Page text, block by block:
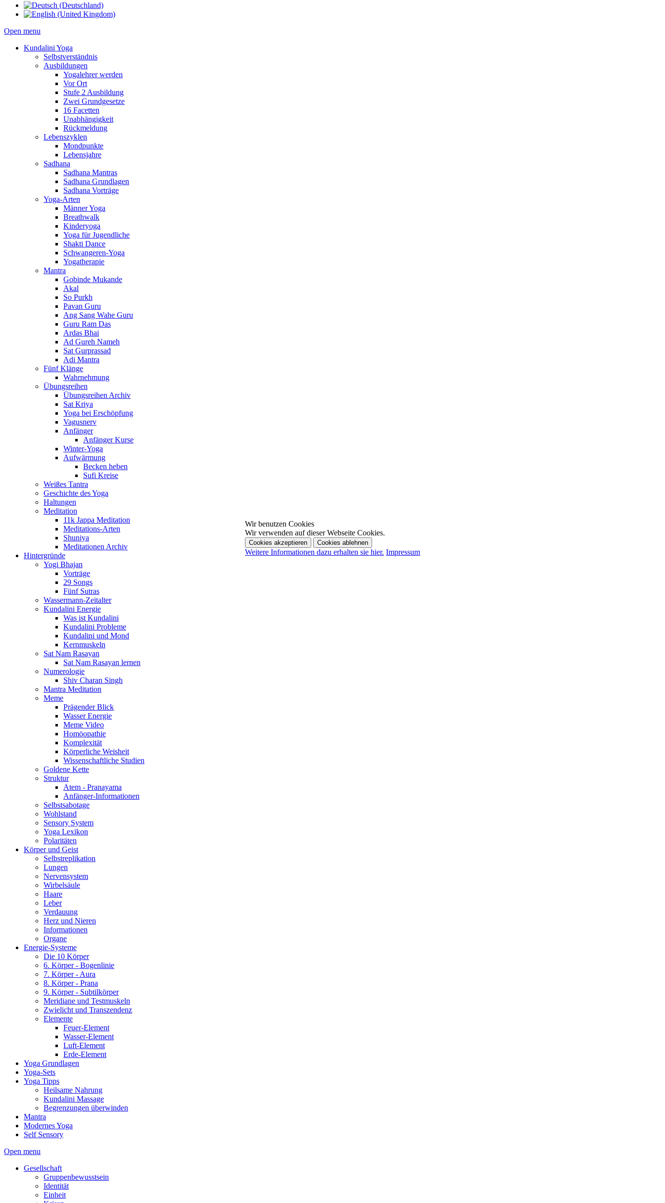
Open menu
Kundalini Yoga
Selbstverständnis
Ausbildungen
Yogalehrer werden
Vor Ort
Stufe 2 Ausbildung
Zwei Grundgesetze
16 Facetten
Unabhängigkeit
Rückmeldung
Lebenszyklen
Mondpunkte
Lebensjahre
Sadhana
Sadhana Mantras
Sadhana Grundlagen
Sadhana Vorträge
Yoga-Arten
Männer Yoga
Breathwalk
Kinderyoga
Yoga für Jugendliche
Shakti Dance
Schwangeren-Yoga
Yogatherapie
Mantra
Gobinde Mukande
Akal
So Purkh
Pavan Guru
Ang Sang Wahe Guru
Guru Ram Das
Ardas Bhai
Ad Gureh Nameh
Sat Gurprassad
Adi Mantra
Fünf Klänge
Wahrnehmung
Übungsreihen
Übungsreihen Archiv
Sat Kriya
Yoga bei Erschöpfung
Vagusnerv
Anfänger
Anfänger Kurse
Winter-Yoga
Aufwärmung
Becken heben
Sufi Kreise
Weißes Tantra
Geschichte des Yoga
Haltungen
Meditation
11k Jappa Meditation
Meditations-Arten
Shuniya
Meditationen Archiv
Hintergründe
Yogi Bhajan
Vorträge
29 Songs
Fünf Sutras
Wassermann-Zeitalter
Kundalini Energie
Was ist Kundalini
Kundalini Probleme
Kundalini und Mond
Kernmuskeln
Sat Nam Rasayan
Sat Nam Rasayan lernen
Numerologie
Shiv Charan Singh
Mantra Meditation
Meme
Prägender Blick
Wasser Energie
Meme Video
Homöopathie
Komplexität
Körperliche Weisheit
Wissenschaftliche Studien
Goldene Kette
Struktur
Atem - Pranayama
Anfänger-Informationen
Selbstsabotage
Wohlstand
Sensory System
Yoga Lexikon
Polaritäten
Körper und Geist
Selbstreplikation
Lungen
Nervensystem
Wirbelsäule
Haare
Leber
Verdauung
Herz und Nieren
Informationen
Organe
Energie-Systeme
Die 10 Körper
6. Körper - Bogenlinie
7. Körper - Aura
8. Körper - Prana
9. Körper - Subtilkörper
Meridiane und Testmuskeln
Zwielicht und Transzendenz
Elemente
Feuer-Element
Wasser-Element
Luft-Element
Erde-Element
Yoga Grundlagen
Yoga-Sets
Yoga Tipps
Heilsame Nahrung
Kundalini Massage
Begrenzungen überwinden
Mantra
Modernes Yoga
Self Sensory
Open menu
Gesellschaft
Gruppenbewusstsein
Identität
Einheit
Wir benutzen Cookies
Wir verwenden auf dieser Webseite Cookies.
Cookies akzeptieren Cookies ablehnen
Weitere Informationen dazu erhalten sie hier. Impressum